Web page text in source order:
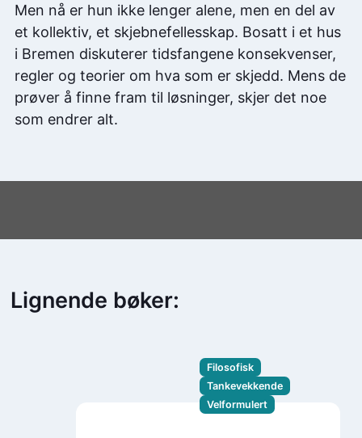
Men nå er hun ikke lenger alene, men en del av
et kollektiv, et skjebnefellesskap. Bosatt i et hus
i Bremen diskuterer tidsfangene konsekvenser,
regler og teorier om hva som er skjedd. Mens de
prøver å finne fram til løsninger, skjer det noe
som endrer alt.
Lignende bøker:
Filosofisk
Tankevekkende
Velformulert